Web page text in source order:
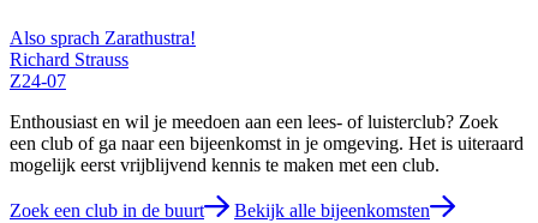
Also sprach Zarathustra!
Richard Strauss
Z24-07
Enthousiast en wil je meedoen aan een lees- of luisterclub? Zoek
een club of ga naar een bijeenkomst in je omgeving. Het is uiteraard
mogelijk eerst vrijblijvend kennis te maken met een club.
Zoek een club in de buurt Bekijk alle bijeenkomsten